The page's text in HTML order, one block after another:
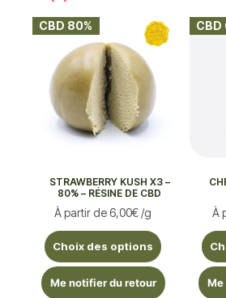
CBD 80%
STRAWBERRY KUSH X3 –
80% – RÉSINE DE CBD
À partir de6,00€ /g
Choix des options
Me notifier du retour
CBD
À
Me